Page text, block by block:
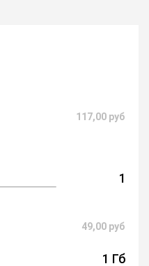
1
117,00 руб
1 Гб
49,00 руб